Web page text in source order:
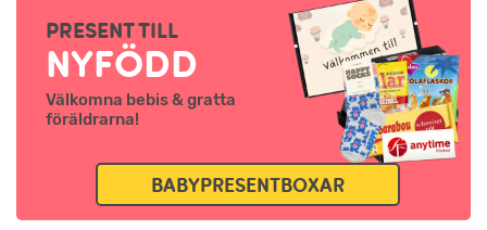
PRESENT TILL
NYFÖDD
Välkomna bebis & gratta
föräldrarna!
BABYPRESENTBOXAR